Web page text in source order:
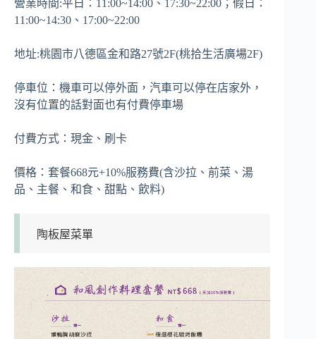
營業時間:平日：11:00~14:00、17:30~22:00；假日：
11:00~14:30、17:00~22:00
地址:桃園市八德區金和路27號2F(桃拾生活廣場2F)
停車位：機車可以停外面，汽車可以停在店家外，
沒有位置的話對面也有付費停車場
付費方式：現金、刷卡
價格：套餐668元+10%服務費(含沙拉、前菜、湯
品、主餐、和食、甜點、飲料)
陶板屋菜單